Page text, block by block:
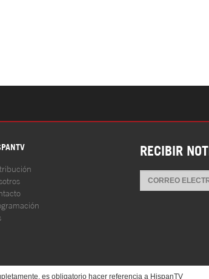
RECIBIR
es obligatorio hacer referencia a HispanTV